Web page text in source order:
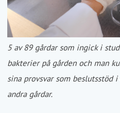
5 av 89 gårdar som ingick i
bakterier på gården och man
sina provsvar som beslutsstöd
andra gårdar.